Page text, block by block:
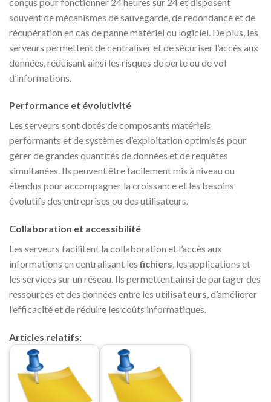
souvent de mécanismes de sauvegarde, de redondance et de
récupération en cas de panne matériel ou logiciel. De plus, les
serveurs permettent de centraliser et de sécuriser l’accès aux
données, réduisant ainsi les risques de perte ou de vol
d’informations.
Performance et évolutivité
Les serveurs sont dotés de composants matériels
performants et de systèmes d’exploitation optimisés pour
gérer de grandes quantités de données et de requêtes
simultanées. Ils peuvent être facilement mis à niveau ou
étendus pour accompagner la croissance et les besoins
évolutifs des entreprises ou des utilisateurs.
Collaboration et accessibilité
Les serveurs facilitent la collaboration et l’accès aux
informations en centralisant lesfichiers, les applications et
les services sur un réseau. Ils permettent ainsi de partager des
ressources et des données entre les utilisateurs, d’améliorer
l’efficacité et de réduire les coûts informatiques.
Articles relatifs: